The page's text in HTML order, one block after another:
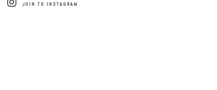
JOIN TO INSTAGRAM